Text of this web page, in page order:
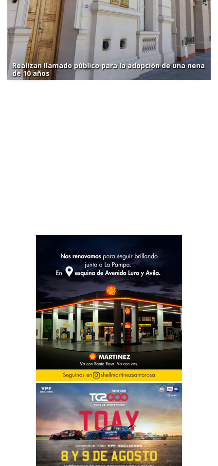
Realizan llamado público para la adopción de una nena
de 10 años